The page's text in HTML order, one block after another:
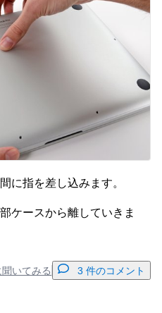
ャンセル コメントを投稿
に指を差し込みます。
ケースから離していきま
いてみる 3 件のコメント